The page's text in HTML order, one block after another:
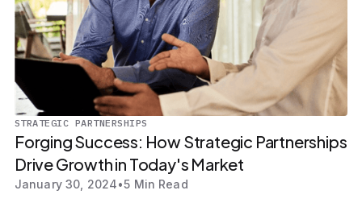
STRATEGIC PARTNERSHIPS
Forging Success: How Strategic Partnerships
Drive Growth in Today's Market
January 30, 2024•5 Min Read